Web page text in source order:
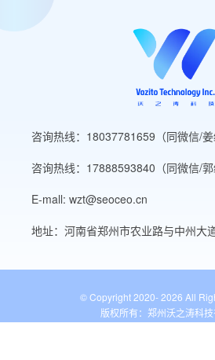
咨询热线：18037781659（同微信/姜
咨询热线：17888593840（同微信/郭
E-mall: wzt@seoceo.cn
地址：河南省郑州市农业路与中州大
© Copyright 2020-2026 All
版权所有：郑州沃之涛科